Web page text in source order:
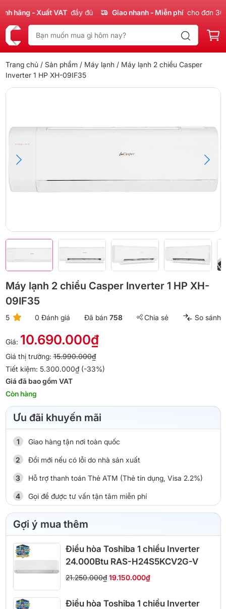
hãng - Xuất VAT đầy đủ Giao nhanh - Miễn phí cho đơn 300k
Trang chủ / Sản phẩm / Máy lạnh / Máy lạnh 2 chiều Casper
Inverter 1 HP XH-09IF35
Máy lạnh 2 chiều Casper Inverter 1 HP XH-
09IF35
5 0 Đánh giá Đã bán 758 Chia sẻ So sánh
Giá: 10.690.000₫
Giá thị trường:15.990.000₫
Tiết kiệm: 5.300.000₫ (-33%)
Giá đã bao gồm VAT
Còn hàng
Ưu đãi khuyến mãi
Giao hàng tận nơi toàn quốc
Đổi mới nếu có lỗi do nhà sản xuất
Hỗ trợ thanh toán Thẻ ATM (Thẻ tín dụng, Visa 2.2%)
Gọi để được tư vấn tận tâm miễn phí
Gợi ý mua thêm
Điều hòa Toshiba 1 chiều Inverter
24.000Btu RAS-H24S5KCV2G-V
21.250.000₫ 19.150.000₫
Điều hòa Toshiba 1 chiều Inverter